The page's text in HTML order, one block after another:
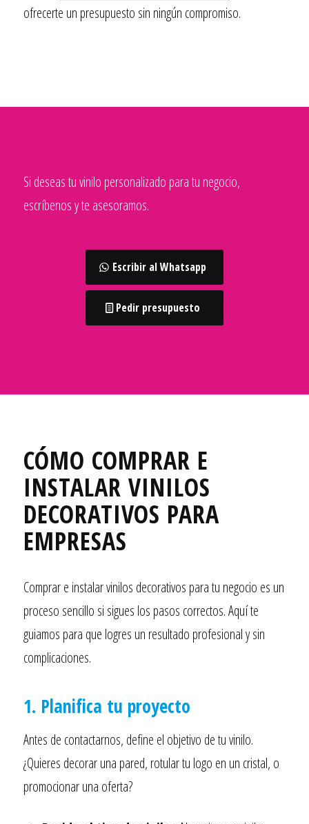
ofrecerte un presupuesto sin ningún compromiso.
Si deseas tu vinilo personalizado para tu negocio,
escríbenos y te asesoramos.
Escribir al Whatsapp
Pedir presupuesto
CÓMO COMPRAR E
INSTALAR VINILOS
DECORATIVOS PARA
EMPRESAS
Comprar e instalar vinilos decorativos para tu negocio es un
proceso sencillo si sigues los pasos correctos. Aquí te
guiamos para que logres un resultado profesional y sin
complicaciones.
1. Planifica tu proyecto
Antes de contactarnos, define el objetivo de tu vinilo.
¿Quieres decorar una pared, rotular tu logo en un cristal, o
promocionar una oferta?